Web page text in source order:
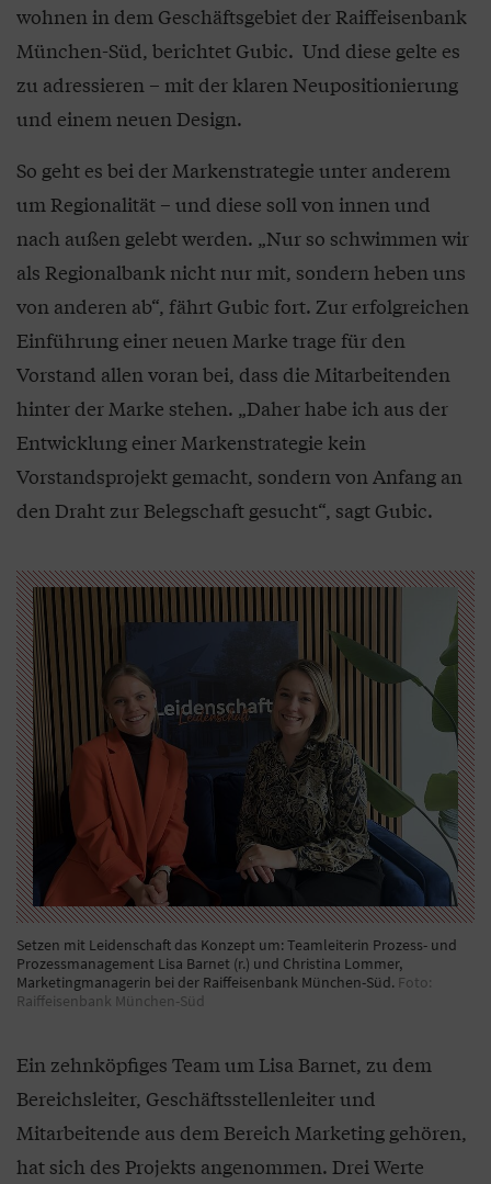
wohnen in dem Geschäftsgebiet der Raiffeisenbank
München-Süd, berichtet Gubic. Und diese gelte es
zu adressieren – mit der klaren Neupositionierung
und einem neuen Design.
So geht es bei der Markenstrategie unter anderem
um Regionalität – und diese soll von innen und
nach außen gelebt werden. „Nur so schwimmen wir
als Regionalbank nicht nur mit, sondern heben uns
von anderen ab“, fährt Gubic fort. Zur erfolgreichen
Einführung einer neuen Marke trage für den
Vorstand allen voran bei, dass die Mitarbeitenden
hinter der Marke stehen. „Daher habe ich aus der
Entwicklung einer Markenstrategie kein
Vorstandsprojekt gemacht, sondern von Anfang an
den Draht zur Belegschaft gesucht“, sagt Gubic.
Setzen mit Leidenschaft das Konzept um: Teamleiterin Prozess- und
Prozessmanagement Lisa Barnet (r.) und Christina Lommer,
Marketingmanagerin bei der Raiffeisenbank München-Süd. Foto:
Raiffeisenbank München-Süd
Ein zehnköpfiges Team um Lisa Barnet, zu dem
Bereichsleiter, Geschäftsstellenleiter und
Mitarbeitende aus dem Bereich Marketing gehören,
hat sich des Projekts angenommen. Drei Werte